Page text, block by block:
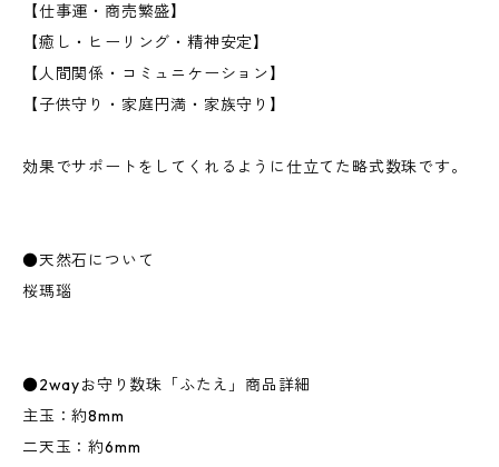
【仕事運・商売繁盛】
【癒し・ヒーリング・精神安定】
【人間関係・コミュニケーション】
【子供守り・家庭円満・家族守り】
効果でサポートをしてくれるように仕立てた略式数珠です。
●天然石について
桜瑪瑙
●2wayお守り数珠「ふたえ」商品詳細
主玉：約8mm
二天玉：約6mm